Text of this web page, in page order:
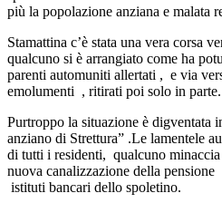
più la popolazione anziana e malata
Stamattina c’è stata una vera corsa
qualcuno si è arrangiato come ha
parenti automuniti allertati , e via
emolumenti , ritirati poi solo in parte.
Purtroppo la situazione è digventata
anziano di Strettura” .Le lamentele
di tutti i residenti, qualcuno
nuova canalizzazione della
istituti bancari dello spoletino.